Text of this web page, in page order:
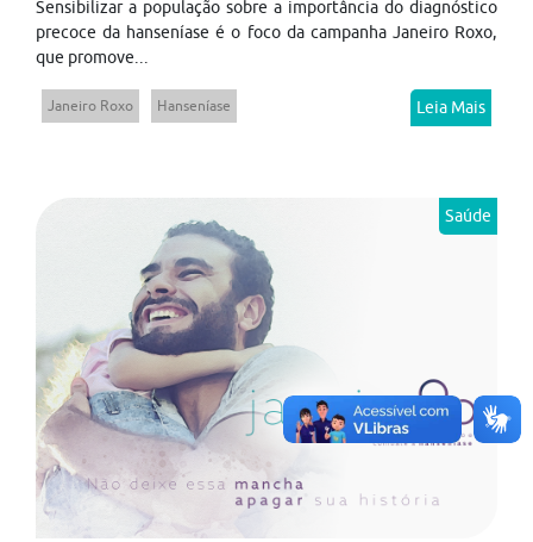
Sensibilizar a população sobre a importância do diagnóstico
precoce da hanseníase é o foco da campanha Janeiro Roxo,
que promove...
Janeiro Roxo Hanseníase Leia Mais
Saúde